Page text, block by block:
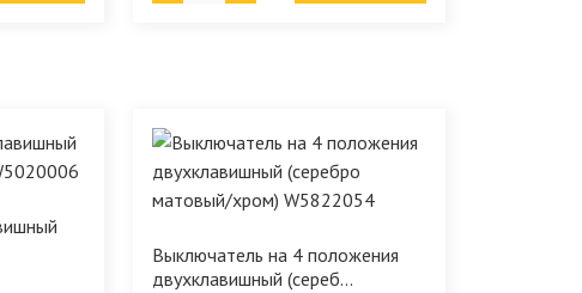
Выключатель на 4 положения
двухклавишный (сереб...